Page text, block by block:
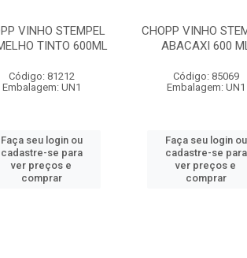
VINHO STEMPEL
TINTO 600ML
Código: 81212
Embalagem: UN1
Faça seu login ou
cadastre-se para
ver preços e
comprar
CHOPP VINHO
ABACAXI 600
Código: 85069
Embalagem: UN1
Faça seu login ou
cadastre-se para
ver preços e
comprar